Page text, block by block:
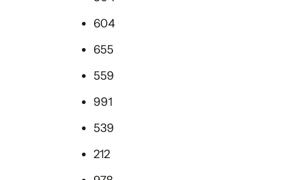
604
655
559
991
539
212